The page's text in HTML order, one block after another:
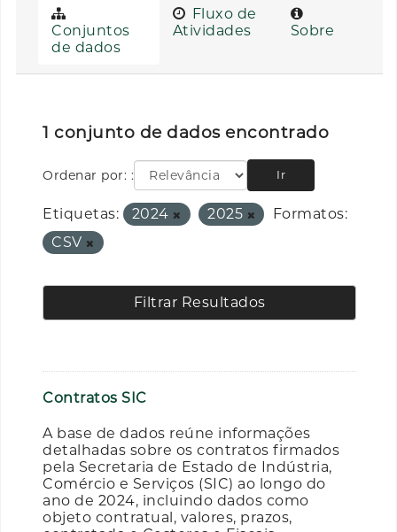
Conjuntos
de dados
Fluxo de
Atividades
Sobre
1 conjunto de dados encontrado
Ordenar por: Ir
Etiquetas: 2024 2025
Formatos:
CSV
Filtrar Resultados
Contratos SIC
A base de dados reúne informações
detalhadas sobre os contratos firmados
pela Secretaria de Estado de Indústria,
Comércio e Serviços (SIC) ao longo do
ano de 2024, incluindo dados como
objeto contratual, valores, prazos,